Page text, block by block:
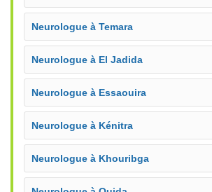
Neurologue à Temara
Neurologue à El Jadida
Neurologue à Essaouira
Neurologue à Kénitra
Neurologue à Khouribga